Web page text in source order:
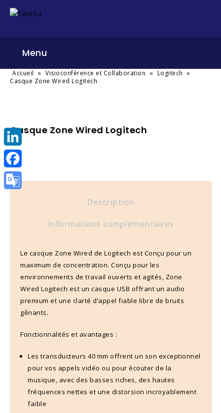
Menu
Accueil » Visioconférence et Collaboration » Logitech »
Casque Zone Wired Logitech
Casque Zone Wired Logitech
Description
Informations complémentaires
Le casque Zone Wired de Logitech est Conçu pour un
maximum de concentration. Conçu pour les
environnements de travail ouverts et agités, Zone
Wired Logitech est un casque USB offrant un audio
premium et une clarté d’appel fiable libre de bruits
gênants.
Fonctionnalités et avantages :
Les transducteurs 40 mm offrent un son exceptionnel
pour vos appels vidéo ou pour écouter de la
musique, avec des basses riches, des hautes
fréquences nettes et une distorsion incroyablement
faible
LinkedIn
Facebook